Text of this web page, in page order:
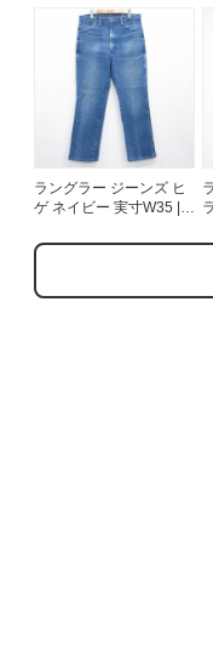
ラングラー ジーンズ ヒ
ゲ ネイビー 実寸W35 |